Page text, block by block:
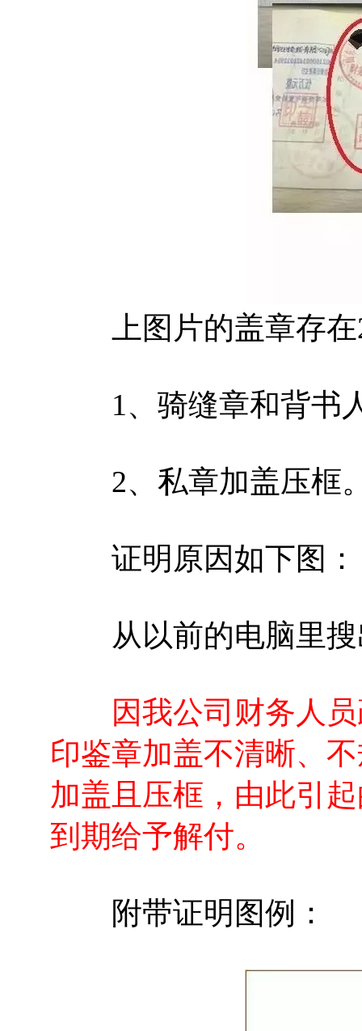
上图片的盖章存在
1、骑缝章和背书
2、私章加盖压框。
证明原因如下图：
从以前的电脑里搜
因我公司财务人员
印鉴章加盖不清晰、
加盖且压框，由此引
到期给予解付。
附带证明图例：